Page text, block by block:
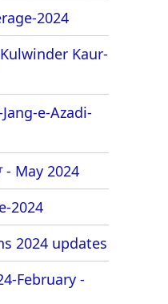
2024
Kaur-
e-Azadi-
- May 2024
2024
2024 updates
February -